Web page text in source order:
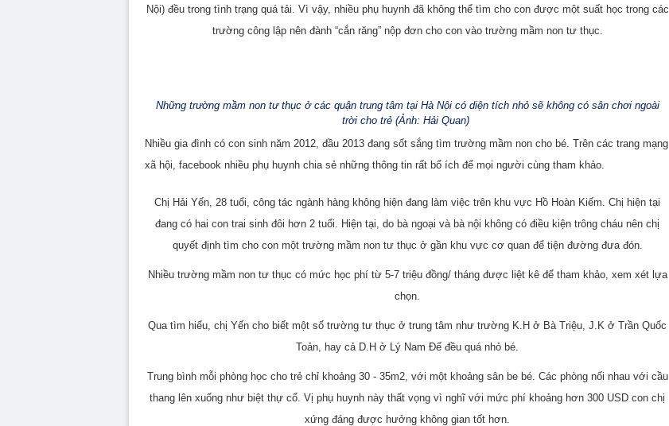
Nội) đều trong tình trạng quá tải. Vì vậy, nhiều phụ huynh đã không thể tìm cho con được một suất học trong các
trường công lập nên đành “cắn răng” nộp đơn cho con vào trường mầm non tư thục.
Những trường mầm non tư thục ở các quận trung tâm tại Hà Nội có diện tích nhỏ sẽ không có sân chơi ngoài
trời cho trẻ (Ảnh: Hải Quan)
Nhiều gia đình có con sinh năm 2012, đầu 2013 đang sốt sắng tìm trường mầm non cho bé. Trên các trang mạng
xã hội, facebook nhiều phụ huynh chia sẻ những thông tin rất bổ ích để mọi người cùng tham khảo.
Chị Hải Yến, 28 tuổi, công tác ngành hàng không hiện đang làm việc trên khu vực Hồ Hoàn Kiếm. Chị hiện tại
đang có hai con trai sinh đôi hơn 2 tuổi. Hiện tại, do bà ngoại và bà nội không có điều kiện trông cháu nên chị
quyết định tìm cho con một trường mầm non tư thục ở gần khu vực cơ quan để tiện đường đưa đón.
Nhiều trường mầm non tư thục có mức học phí từ 5-7 triệu đồng/ tháng được liệt kê để tham khảo, xem xét lựa
chọn.
Qua tìm hiểu, chị Yến cho biết một số trường tư thục ở trung tâm như trường K.H ở Bà Triệu, J.K ở Trần Quốc
Toản, hay cả D.H ở Lý Nam Đế đều quá nhỏ bé.
Trung bình mỗi phòng học cho trẻ chỉ khoảng 30 - 35m2, với một khoảng sân be bé. Các phòng nối nhau với cầu
thang lên xuống như biệt thự cổ. Vị phụ huynh này thất vọng vì nghĩ với mức phí khoảng hơn 300 USD con chị
xứng đáng được hưởng không gian tốt hơn.